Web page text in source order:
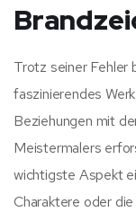
Trotz seiner Fehler
faszinierendes
Beziehungen mit
Meistermalers
wichtigste Aspekt
Charaktere oder